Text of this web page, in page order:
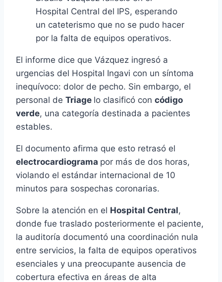
Hospital Central del IPS, esperando
un cateterismo que no se pudo hacer
por la falta de equipos operativos.
El informe dice que Vázquez ingresó a
urgencias del Hospital Ingavi con un síntoma
inequívoco: dolor de pecho. Sin embargo, el
personal de Triage lo clasificó con código
verde, una categoría destinada a pacientes
estables.
El documento afirma que esto retrasó el
electrocardiograma por más de dos horas,
violando el estándar internacional de 10
minutos para sospechas coronarias.
Sobre la atención en el Hospital Central,
donde fue traslado posteriormente el paciente,
la auditoría documentó una coordinación nula
entre servicios, la falta de equipos operativos
esenciales y una preocupante ausencia de
cobertura efectiva en áreas de alta